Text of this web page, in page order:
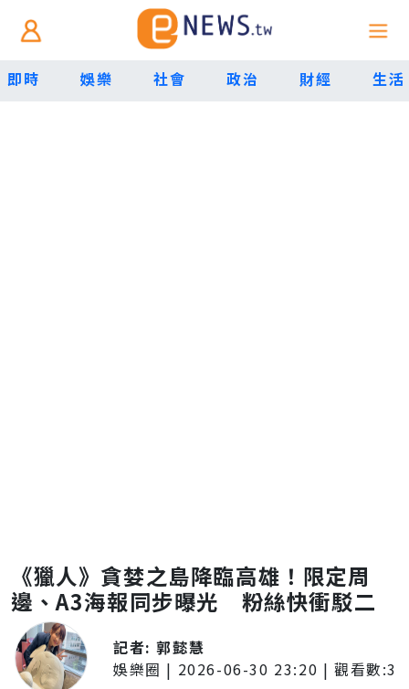
即時 娛樂 社會 政治 財經 生活
《獵人》貪婪之島降臨高雄！限定周
邊、A3海報同步曝光 粉絲快衝駁二
記者:郭懿慧
娛樂圈 | 2026-06-30 23:20 | 觀看數:3